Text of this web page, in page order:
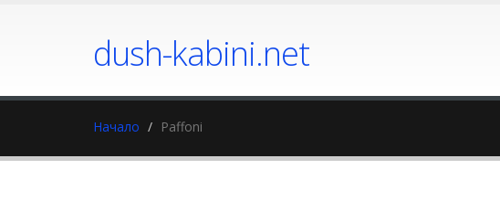
dush-kabini.net
Начало Paffoni